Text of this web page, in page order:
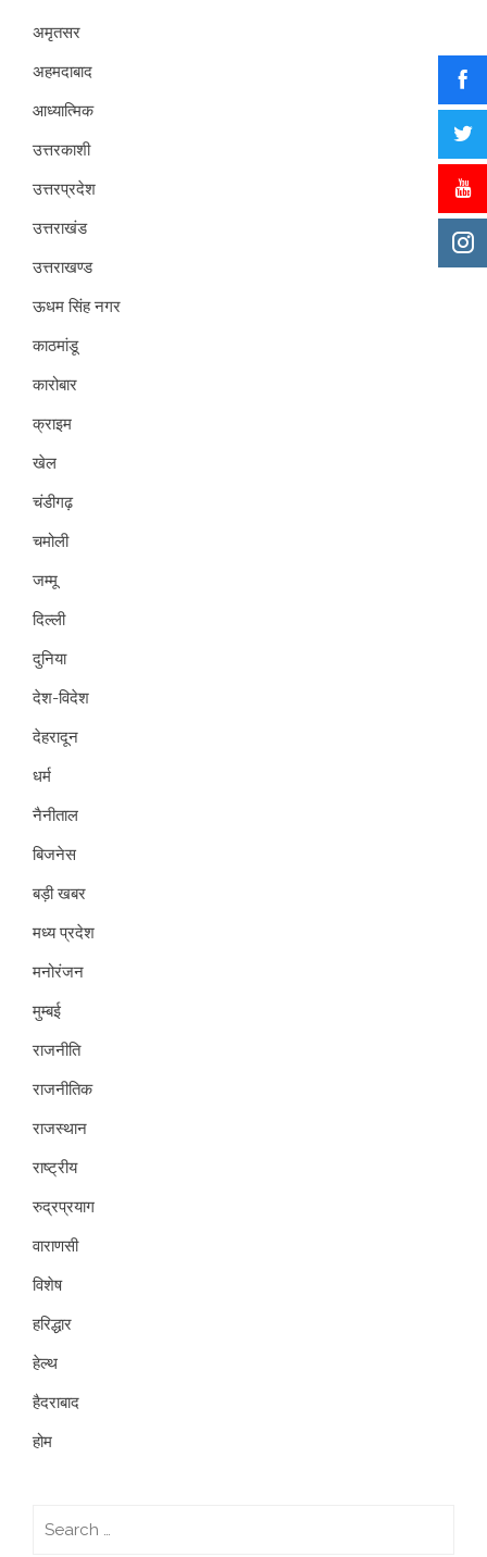
अमृतसर
अहमदाबाद
आध्यात्मिक
उत्तरकाशी
उत्तरप्रदेश
उत्तराखंड
उत्तराखण्ड
ऊधम सिंह नगर
काठमांडू
कारोबार
क्राइम
खेल
चंडीगढ़
चमोली
जम्मू
दिल्ली
दुनिया
देश-विदेश
देहरादून
धर्म
नैनीताल
बिजनेस
बड़ी खबर
मध्य प्रदेश
मनोरंजन
मुम्बई
राजनीति
राजनीतिक
राजस्थान
राष्ट्रीय
रुद्रप्रयाग
वाराणसी
विशेष
हरिद्धार
हेल्थ
हैदराबाद
होम